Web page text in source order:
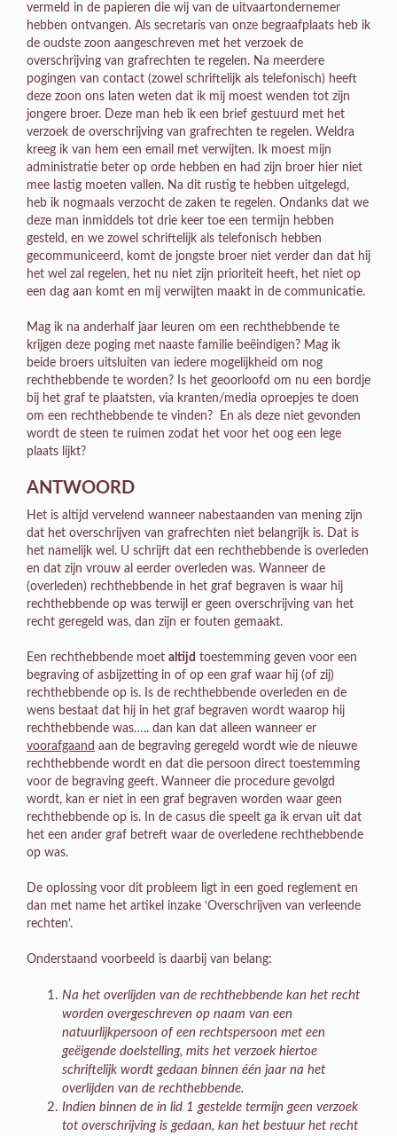
vermeld in de papieren die wij van de uitvaartondernemer
hebben ontvangen. Als secretaris van onze begraafplaats heb ik
de oudste zoon aangeschreven met het verzoek de
overschrijving van grafrechten te regelen. Na meerdere
pogingen van contact (zowel schriftelijk als telefonisch) heeft
deze zoon ons laten weten dat ik mij moest wenden tot zijn
jongere broer. Deze man heb ik een brief gestuurd met het
verzoek de overschrijving van grafrechten te regelen. Weldra
kreeg ik van hem een email met verwijten. Ik moest mijn
administratie beter op orde hebben en had zijn broer hier niet
mee lastig moeten vallen. Na dit rustig te hebben uitgelegd,
heb ik nogmaals verzocht de zaken te regelen. Ondanks dat we
deze man inmiddels tot drie keer toe een termijn hebben
gesteld, en we zowel schriftelijk als telefonisch hebben
gecommuniceerd, komt de jongste broer niet verder dan dat hij
het wel zal regelen, het nu niet zijn prioriteit heeft, het niet op
een dag aan komt en mij verwijten maakt in de communicatie.
Mag ik na anderhalf jaar leuren om een rechthebbende te
krijgen deze poging met naaste familie beëindigen? Mag ik
beide broers uitsluiten van iedere mogelijkheid om nog
rechthebbende te worden? Is het geoorloofd om nu een bordje
bij het graf te plaatsten, via kranten/media oproepjes te doen
om een rechthebbende te vinden? En als deze niet gevonden
wordt de steen te ruimen zodat het voor het oog een lege
plaats lijkt?
ANTWOORD
Het is altijd vervelend wanneer nabestaanden van mening zijn
dat het overschrijven van grafrechten niet belangrijk is. Dat is
het namelijk wel. U schrijft dat een rechthebbende is overleden
en dat zijn vrouw al eerder overleden was. Wanneer de
(overleden) rechthebbende in het graf begraven is waar hij
rechthebbende op was terwijl er geen overschrijving van het
recht geregeld was, dan zijn er fouten gemaakt.
Een rechthebbende moet altijd toestemming geven voor een
begraving of asbijzetting in of op een graf waar hij (of zij)
rechthebbende op is. Is de rechthebbende overleden en de
wens bestaat dat hij in het graf begraven wordt waarop hij
rechthebbende was….. dan kan dat alleen wanneer er
voorafgaand aan de begraving geregeld wordt wie de nieuwe
rechthebbende wordt en dat die persoon direct toestemming
voor de begraving geeft. Wanneer die procedure gevolgd
wordt, kan er niet in een graf begraven worden waar geen
rechthebbende op is. In de casus die speelt ga ik ervan uit dat
het een ander graf betreft waar de overledene rechthebbende
op was.
De oplossing voor dit probleem ligt in een goed reglement en
dan met name het artikel inzake ‘Overschrijven van verleende
rechten’.
Onderstaand voorbeeld is daarbij van belang:
Na het overlijden van de rechthebbende kan het recht
worden overgeschreven op naam van een
natuurlijkpersoon of een rechtspersoon met een
geëigende doelstelling, mits het verzoek hiertoe
schriftelijk wordt gedaan binnen één jaar na het
overlijden van de rechthebbende.
Indien binnen de in lid 1 gestelde termijn geen verzoek
tot overschrijving is gedaan, kan het bestuur het recht